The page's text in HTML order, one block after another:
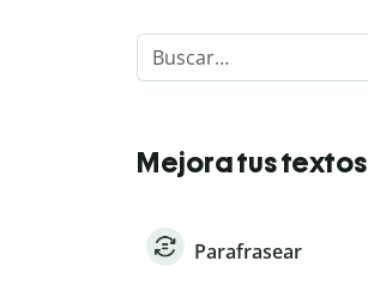
Mejora tus textos
Parafrasear